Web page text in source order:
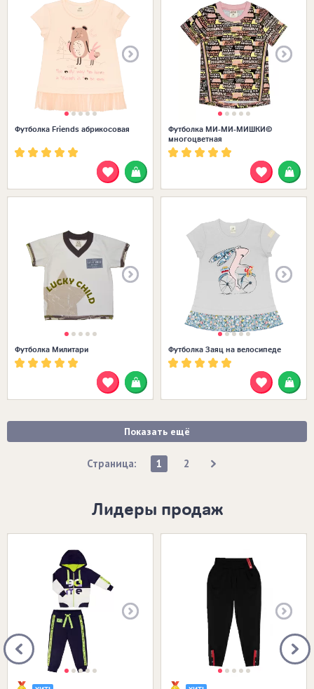
Футболка Friends абрикосовая
Футболка МИ-МИ-МИШКИ©
многоцветная
Футболка Милитари Футболка Заяц на велосипеде
Показать ещё
Страница: 1 2
Лидеры продаж
Размеры в наличии: